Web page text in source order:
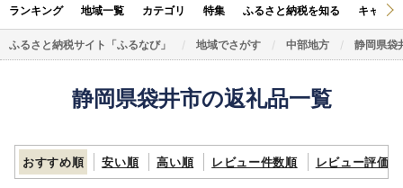
ランキング 地域一覧 カテゴリ 特集 ふるさと納税を知る キャン
ふるさと納税サイト「ふるなび」 地域でさがす 中部地方 静岡県袋
静岡県袋井市の返礼品一覧
おすすめ順 安い順 高い順 レビュー件数順 レビュー評価順